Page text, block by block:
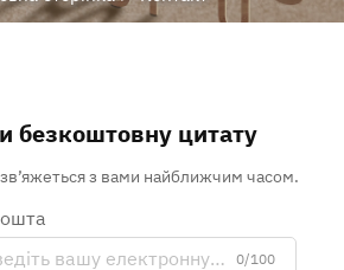
безкоштовну цитату
з вами найближчим часом.
0/100